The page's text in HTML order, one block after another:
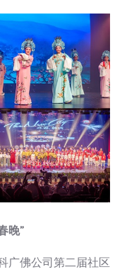
晚”
广佛公司第二届社区